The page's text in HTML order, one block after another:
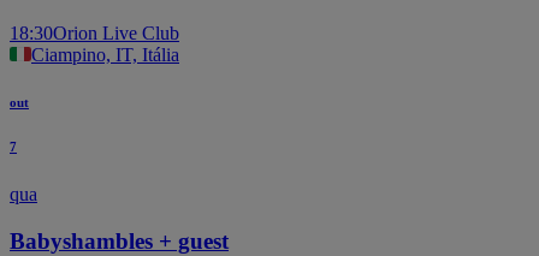
18:30Orion Live Club
Ciampino, IT, Itália
out
7
qua
Babyshambles + guest